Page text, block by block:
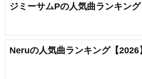
ジミーサムPの人気曲ランキング
Neruの人気曲ランキング【2026